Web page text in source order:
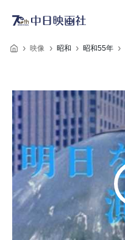
映像 昭和 昭和55年